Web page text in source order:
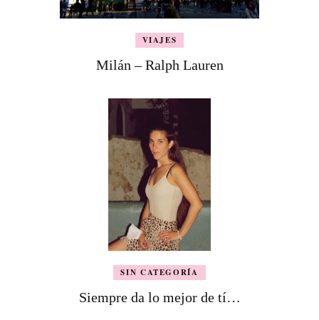
VIAJES
Milán – Ralph Lauren
SIN CATEGORÍA
Siempre da lo mejor de tí…